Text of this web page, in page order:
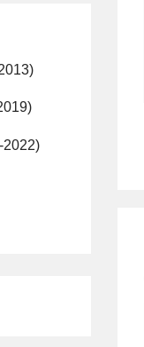
2022)